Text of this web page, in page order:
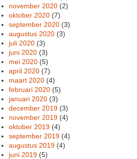
november 2020 (2)
oktober 2020 (7)
september 2020 (3)
augustus 2020 (3)
juli 2020 (3)
juni 2020 (3)
mei 2020 (5)
april 2020 (7)
maart 2020 (4)
februari 2020 (5)
januari 2020 (3)
december 2019 (3)
november 2019 (4)
oktober 2019 (4)
september 2019 (4)
augustus 2019 (4)
juni 2019 (5)